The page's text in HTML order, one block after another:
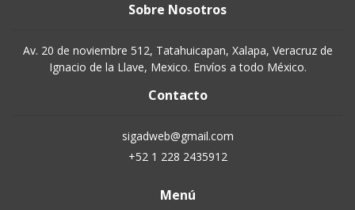
Sobre Nosotros
Av. 20 de noviembre 512, Tatahuicapan, Xalapa, Veracruz de
Ignacio de la Llave, Mexico. Envíos a todo México.
Contacto
sigadweb@gmail.com
+52 1 228 2435912
Menú